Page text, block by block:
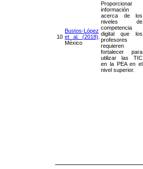
10
Bustos-López
et al. (2018).
México
Proporcionar
información
acerca de los
niveles de
competencia
digital que los
profesores
requieren
fortalecer para
utilizar las TIC
en la PEA en el
nivel superior.